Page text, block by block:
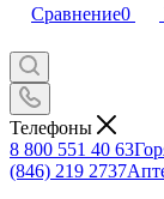
Сравнение0
Телефоны
8 800 551 40 63
(846) 219 2737